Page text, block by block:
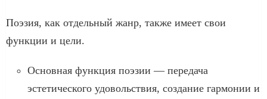
Поэзия, как отдельный жанр, также имеет свои
функции и цели.
Основная функция поэзии — передача
эстетического удовольствия, создание гармонии и